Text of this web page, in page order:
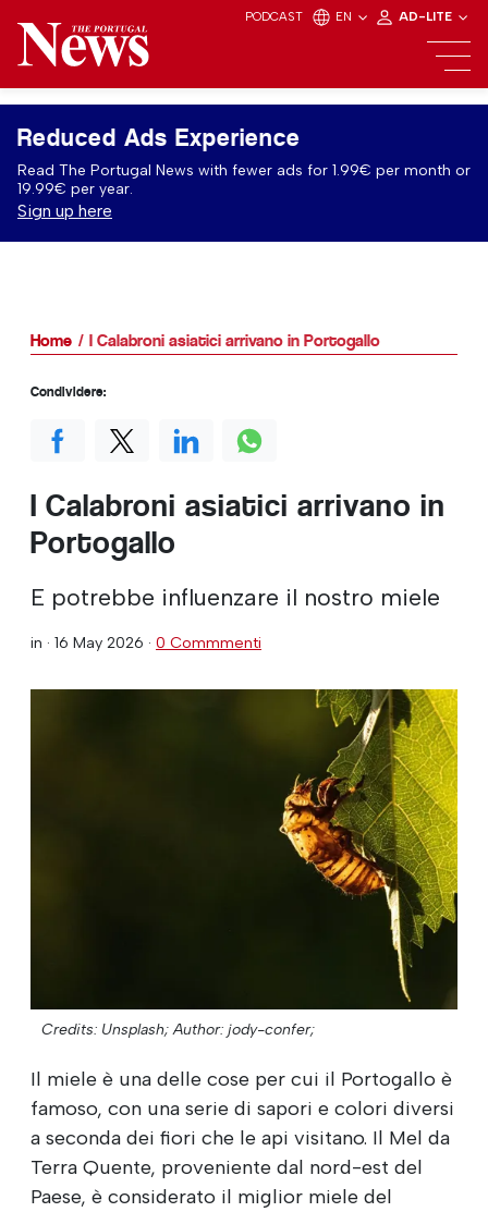
PODCAST EN AD-LITE
Reduced Ads Experience
Read The Portugal News with fewer ads for 1.99€ per month or
19.99€ per year.
Sign up here
Home I Calabroni asiatici arrivano in Portogallo
I Calabroni asiatici arrivano in
Portogallo
E potrebbe influenzare il nostro miele
in · 16 May 2026 · 0 Commmenti
Credits: Unsplash; Author: jody-confer;
Il miele è una delle cose per cui il Portogallo è
famoso, con una serie di sapori e colori diversi
a seconda dei fiori che le api visitano. Il Mel da
Terra Quente, proveniente dal nord-est del
Paese, è considerato il miglior miele del
Condividere: